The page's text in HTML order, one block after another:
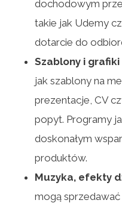
dochodowym
takie jak Udemy
dotarcie do
Szablony i grafiki
jak szablony na
prezentacje, CV
popyt. Programy
doskonałym
produktów.
Muzyka, efekty
mogą